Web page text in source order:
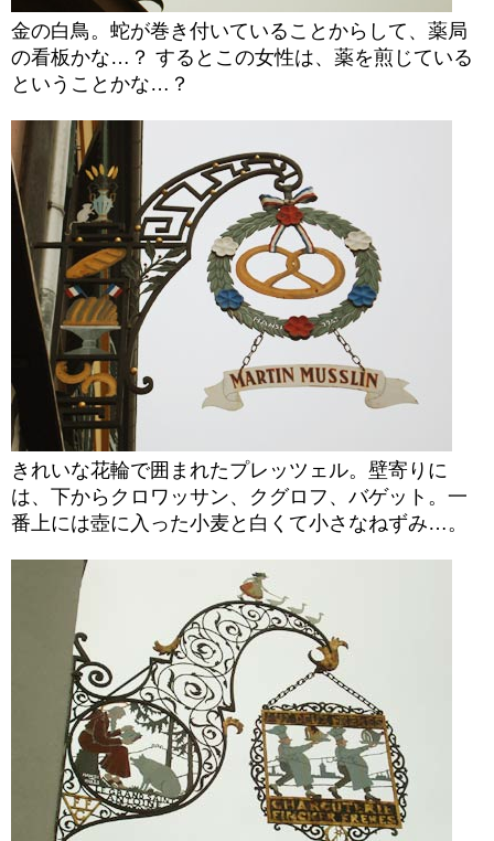
金の白鳥。蛇が巻き付いていることからして、薬局
の看板かな…？ するとこの女性は、薬を煎じている
ということかな…？
きれいな花輪で囲まれたプレッツェル。壁寄りに
は、下からクロワッサン、クグロフ、バゲット。一
番上には壺に入った小麦と白くて小さなねずみ…。